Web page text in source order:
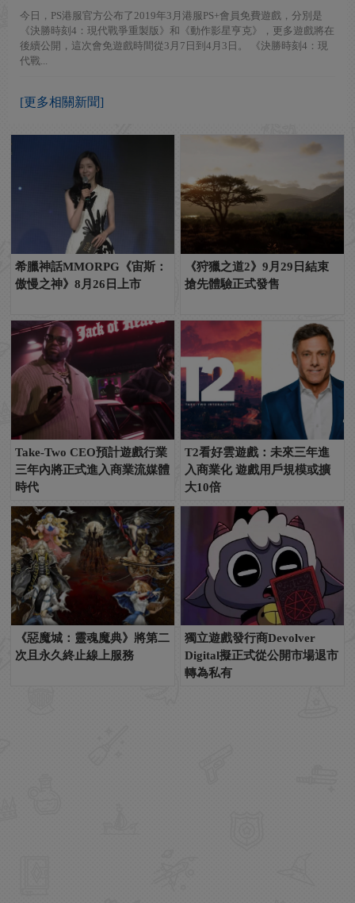
今日，PS港服官方公布了2019年3月港服PS+會員免費遊戲，分別是
《決勝時刻4：現代戰爭重製版》和《動作影星亨克》，更多遊戲將在
後續公開，這次會免遊戲時間從3月7日到4月3日。 《決勝時刻4：現
代戰...
[更多相關新聞]
希臘神話MMORPG《宙斯：
傲慢之神》8月26日上市
《狩獵之道2》9月29日結束
搶先體驗正式發售
Take-Two CEO預計遊戲行業
三年內將正式進入商業流媒體
時代
T2看好雲遊戲：未來三年進
入商業化 遊戲用戶規模或擴
大10倍
《惡魔城：靈魂魔典》將第二
次且永久終止線上服務
獨立遊戲發行商Devolver
Digital擬正式從公開市場退市
轉為私有